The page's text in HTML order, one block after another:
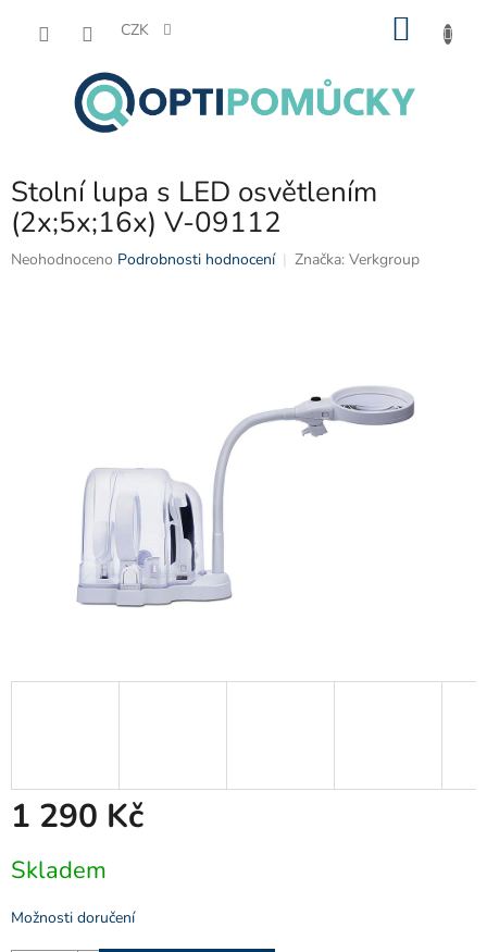
CZK
Stolní lupa s LED osvětlením
(2x;5x;16x) V-09112
Průměrné
Neohodnoceno Podrobnosti hodnocení Značka: Verkgroup
1 290 Kč
cena:
Skladem
Možnosti doručení